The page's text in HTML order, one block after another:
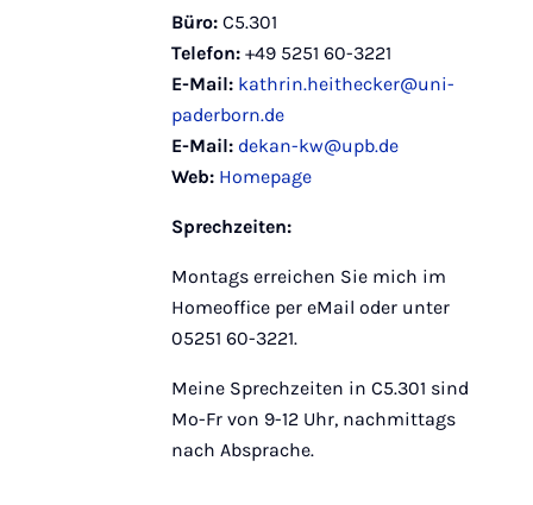
Büro: C5.301
Telefon: +49 5251 60-3221
E-Mail: kathrin.heithecker@uni-
paderborn.de
E-Mail: dekan-kw@upb.de
Web: Homepage
Sprechzeiten:
Montags erreichen Sie mich im
Homeoffice per eMail oder unter
05251 60-3221.
Meine Sprechzeiten in C5.301 sind
Mo-Fr von 9-12 Uhr, nachmittags
nach Absprache.